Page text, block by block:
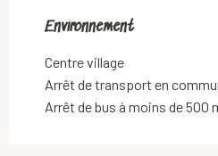
Environnement
Environnement
Centre village
Arrêt de transport en
Arrêt de bus à moins de 500